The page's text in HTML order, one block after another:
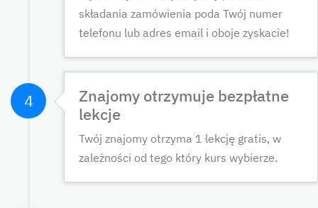
składania zamówienia poda Twój numer
telefonu lub adres email i oboje zyskacie!
4
Znajomy otrzymuje bezpłatne
lekcje
Twój znajomy otrzyma 1 lekcję gratis, w
zależności od tego który kurs wybierze.